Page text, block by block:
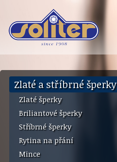
Zlaté a stříbrné šperky
Zlaté šperky
Briliantové šperky
Stříbrné šperky
Rytina na přání
Mince